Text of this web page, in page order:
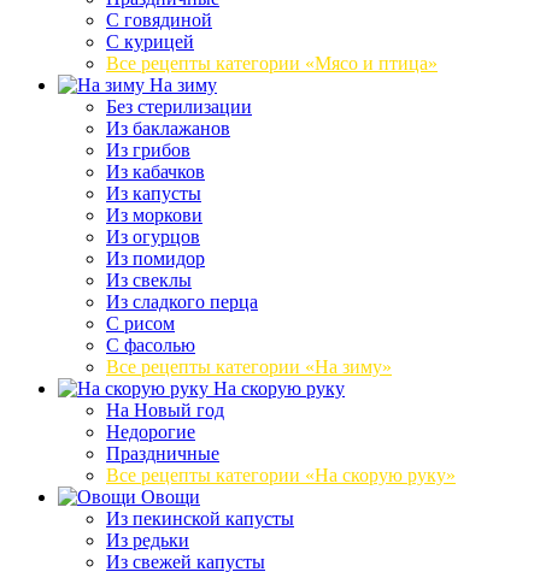
С говядиной
С курицей
Все рецепты категории «Мясо и птица»
На зиму
Без стерилизации
Из баклажанов
Из грибов
Из кабачков
Из капусты
Из моркови
Из огурцов
Из помидор
Из свеклы
Из сладкого перца
С рисом
С фасолью
Все рецепты категории «На зиму»
На скорую руку
На Новый год
Недорогие
Праздничные
Все рецепты категории «На скорую руку»
Овощи
Из пекинской капусты
Из редьки
Из свежей капусты